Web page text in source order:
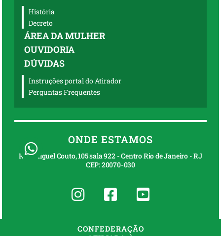
História
Decreto
ÁREA DA MULHER
OUVIDORIA
DÚVIDAS
Instruções portal do Atirador
Perguntas Frequentes
ONDE ESTAMOS
Rua Miguel Couto, 105 sala 922 - Centro Rio de Janeiro - RJ
CEP: 20070-030
CONFEDERAÇÃO